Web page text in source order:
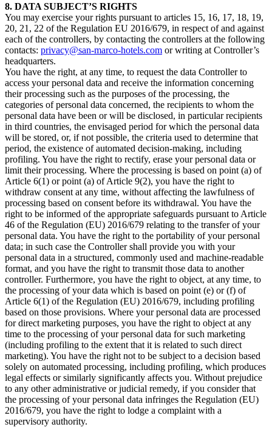
8. DATA SUBJECT’S RIGHTS
You may exercise your rights pursuant to articles 15, 16, 17, 18, 19,
20, 21, 22 of the Regulation EU 2016/679, in respect of and against
each of the controllers, by contacting the controllers at the following
contacts: privacy@san-marco-hotels.com or writing at Controller’s
headquarters.
You have the right, at any time, to request the data Controller to
access your personal data and receive the information concerning
their processing such as the purposes of the processing, the
categories of personal data concerned, the recipients to whom the
personal data have been or will be disclosed, in particular recipients
in third countries, the envisaged period for which the personal data
will be stored, or, if not possible, the criteria used to determine that
period, the existence of automated decision-making, including
profiling. You have the right to rectify, erase your personal data or
limit their processing. Where the processing is based on point (a) of
Article 6(1) or point (a) of Article 9(2), you have the right to
withdraw consent at any time, without affecting the lawfulness of
processing based on consent before its withdrawal. You have the
right to be informed of the appropriate safeguards pursuant to Article
46 of the Regulation (EU) 2016/679 relating to the transfer of your
personal data. You have the right to the portability of your personal
data; in such case the Controller shall provide you with your
personal data in a structured, commonly used and machine-readable
format, and you have the right to transmit those data to another
controller. Furthermore, you have the right to object, at any time, to
the processing of your data which is based on point (e) or (f) of
Article 6(1) of the Regulation (EU) 2016/679, including profiling
based on those provisions. Where your personal data are processed
for direct marketing purposes, you have the right to object at any
time to the processing of your personal data for such marketing
(including profiling to the extent that it is related to such direct
marketing). You have the right not to be subject to a decision based
solely on automated processing, including profiling, which produces
legal effects or similarly significantly affects you. Without prejudice
to any other administrative or judicial remedy, if you consider that
the processing of your personal data infringes the Regulation (EU)
2016/679, you have the right to lodge a complaint with a
supervisory authority.